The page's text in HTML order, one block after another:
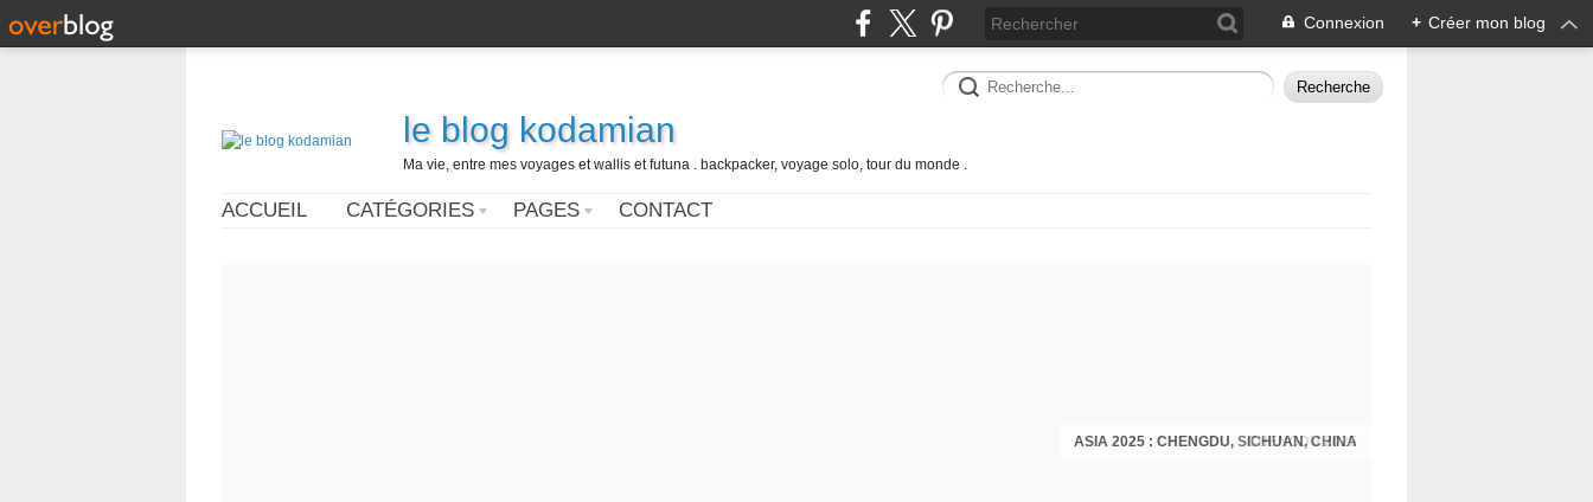
Connexion + Créer mon blog
le blog kodamian
Ma vie, entre mes voyages et wallis et futuna . backpacker, voyage solo, tour du monde .
ACCUEIL CATÉGORIES PAGES CONTACT
ASIA 2025 : CHENGDU, SICHUAN, CHINA
CHENGDU 2025